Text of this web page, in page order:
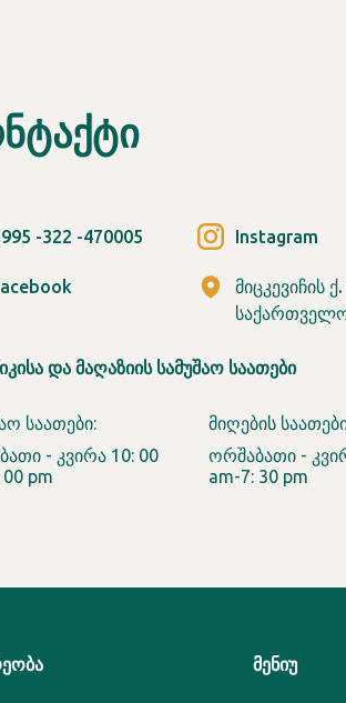
-322 -470005
მიცკევიჩის
ᲓᲐ ᲛᲐᲦᲐᲖᲘᲘᲡ ᲡᲐᲛᲣᲨᲐᲝ ᲡᲐᲐᲗᲔᲑᲘ
საათები:
- კვირა 10: 00
pm
მიღების
ორშაბათი -
am-7: 30 pm
Instagram
ᲛᲔᲜᲘᲣ